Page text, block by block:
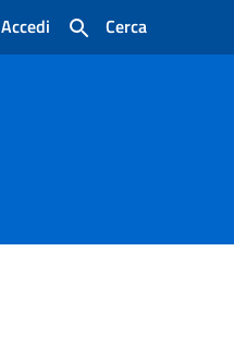
Cerca
Accedi